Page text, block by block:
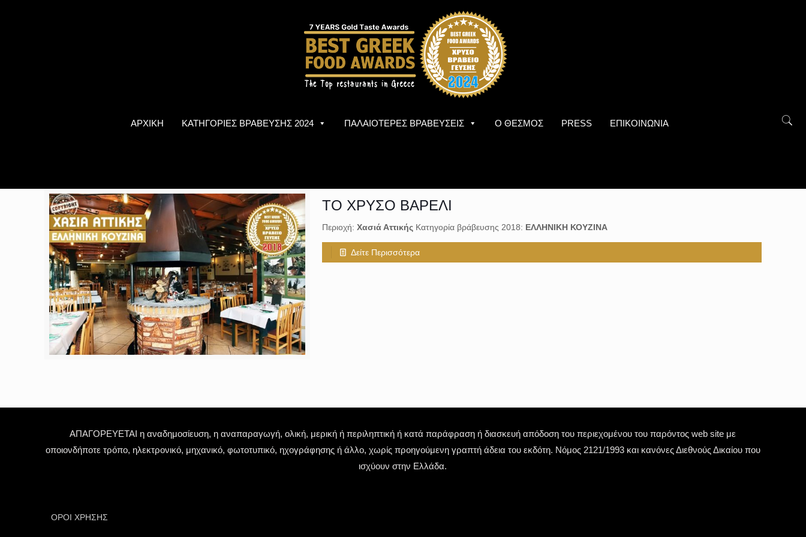
ΑΡΧΙΚΗ ΚΑΤΗΓΟΡΙΕΣ ΒΡΑΒΕΥΣΗΣ 2024 ΠΑΛΑΙΟΤΕΡΕΣ ΒΡΑΒΕΥΣΕΙΣ Ο ΘΕΣΜΟΣ PRESS ΕΠΙΚΟΙΝΩΝΙΑ
ΤΟ ΧΡΥΣΟ ΒΑΡΕΛΙ
Περιοχή: Χασιά ΑττικήςΚατηγορία βράβευσης 2018: ΕΛΛΗΝΙΚΗ ΚΟΥΖΙΝΑ
Δείτε Περισσότερα
ΑΠΑΓΟΡΕΥΕΤΑΙ η αναδημοσίευση, η αναπαραγωγή, ολική, μερική ή περιληπτική ή κατά παράφραση ή διασκευή απόδοση του περιεχομένου του παρόντος web site με
οποιονδήποτε τρόπο, ηλεκτρονικό, μηχανικό, φωτοτυπικό, ηχογράφησης ή άλλο, χωρίς προηγούμενη γραπτή άδεια του εκδότη. Νόμος 2121/1993 και κανόνες Διεθνούς Δικαίου που
ισχύουν στην Ελλάδα.
ΟΡΟΙ ΧΡΗΣΗΣ